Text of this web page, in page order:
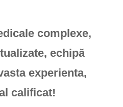
complexe,
echipă
experienta,
calificat!